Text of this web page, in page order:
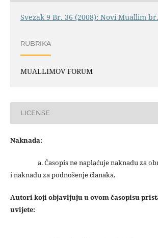
Svezak 9 Br. 36 (2008): Novi Muallim
RUBRIKA
MUALLIMOV FORUM
LICENSE
Naknada:
a. Časopis ne naplaćuje naknadu za
i naknadu za podnošenje članaka.
Autori koji objavljuju u ovom časopisu
uvijete: